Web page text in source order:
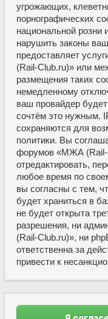
угрожающих,
порнографических
национальной розни
нарушить законы
предоставляет
(Rail-Club.ru)» или
размещения таких
немедленному
ваш провайдер
сочтём это нужным.
сохраняются для
политики. Вы
форумов «МЖА (Rail-
отредактировать,
любое время по
вы согласны с тем,
будет храниться в
не будет открыта
разрешения, ни
(Rail-Club.ru)», ни
ответственна за
привести к